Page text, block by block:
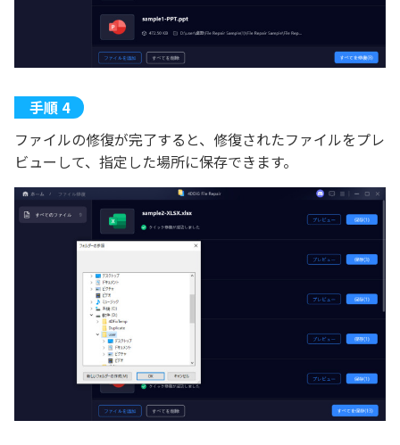
ファイルの修復が完了すると、修復されたファイルをプレ
ビューして、指定した場所に保存できます。